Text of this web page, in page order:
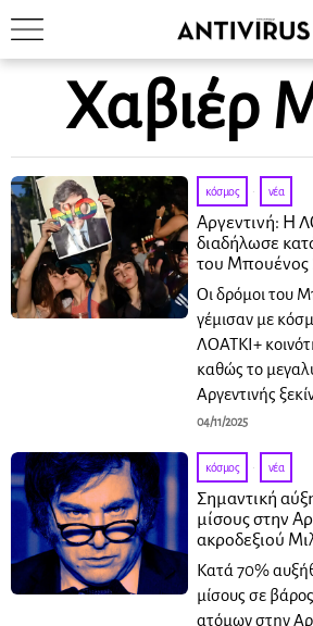
Χαβιέρ
κόσμος · νέα
Αργεντινή: Η
διαδήλωσε
του Μπουένος
Οι δρόμοι του
γέμισαν με
ΛΟΑΤΚΙ+
καθώς το
Αργεντινής
04/11/2025
κόσμος · νέα
Σημαντική
μίσους στην
ακροδεξιού
Κατά 70%
μίσους σε
ατόμων στην